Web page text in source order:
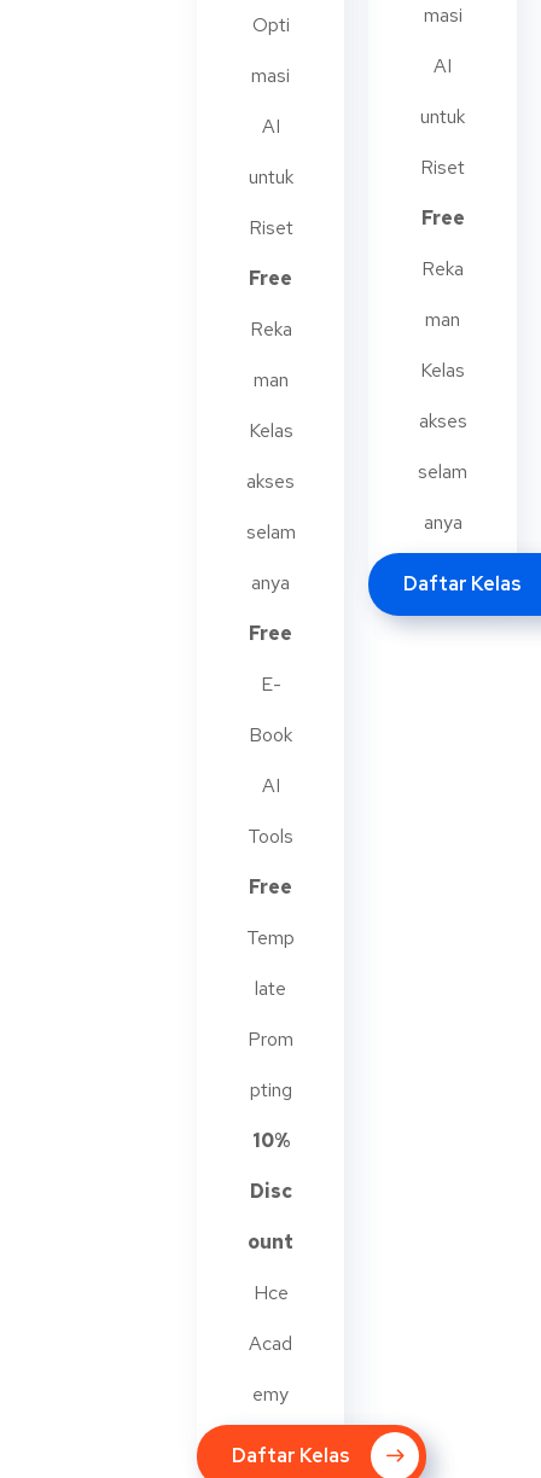
Opti
masi
AI
untuk
Riset
Free
Reka
man
Kelas
akses
selam
anya
Free
E-
Book
AI
Tools
Free
Temp
late
Prom
pting
10%
Disc
ount
Hce
Acad
emy
Daftar Kelas
masi
AI
untuk
Riset
Free
Reka
man
Kelas
akses
selam
anya
Daftar Kelas